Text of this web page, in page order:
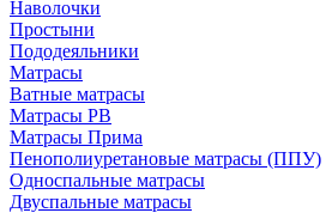
Наволочки
Простыни
Пододеяльники
Матрасы
Ватные матрасы
Матрасы РВ
Матрасы Прима
Пенополиуретановые матрасы (ППУ)
Односпальные матрасы
Двуспальные матрасы